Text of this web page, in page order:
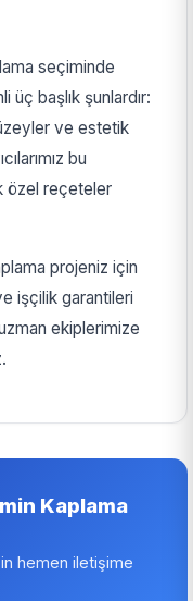
seçiminde
başlık şunlardır:
ve estetik
bu
özel reçeteler
projeniz için
işçilik garantileri
ekiplerimize
Kaplama
hemen iletişime